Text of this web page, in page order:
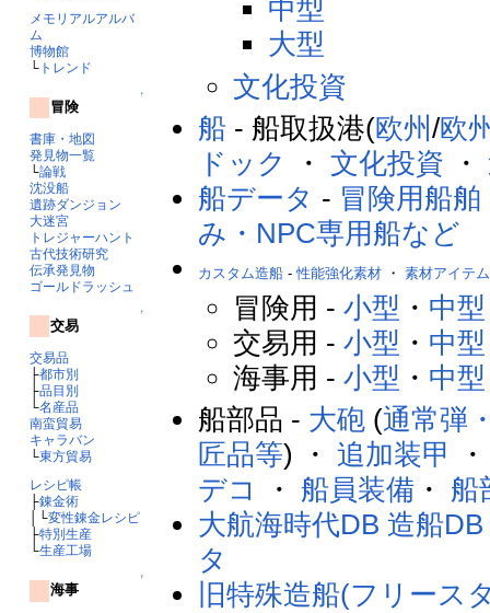
メモリアルアルバ
ム
博物館
└トレンド
↑
冒険
書庫・地図
発見物一覧
└論戦
沈没船
遺跡ダンジョン
大迷宮
トレジャーハント
古代技術研究
伝承発見物
ゴールドラッシュ
↑
交易
交易品
├都市別
├品目別
└名産品
南蛮貿易
キャラバン
└東方貿易
レシピ帳
├錬金術
│└変性錬金レシピ
├特別生産
└生産工場
↑
海事
中型
大型
文化投資
船 - 船取扱港(欧州/欧
ドック
・文化投資 ・
船データ - 冒険用船舶
み・NPC専用船など
カスタム造船 -性能強化素材 ・素材アイテム
冒険用 -小型 ・ 中型
交易用 -小型 ・ 中型
海事用 -小型 ・ 中型
船部品 - 大砲 (通常弾
匠品等) ・追加装甲
デコ
・ 船員装備 ・ 船
大航海時代DB 造船DB
タ
旧特殊造船(フリース